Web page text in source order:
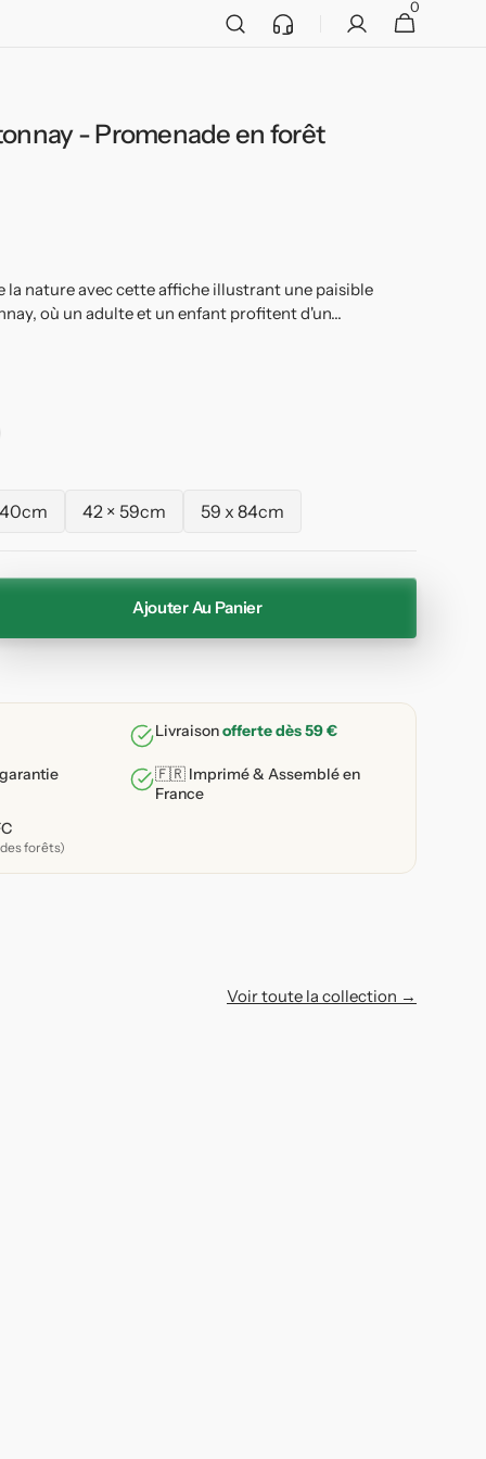
Service
client
Panier
0
0 article
Ouvrir
2
galerie
- Promenade en forêt
la nature avec cette affiche illustrant une paisible
où un adulte et un enfant profitent d'un...
Variante
ou
42 × 59cm
Variante
ou
indisponible
59 x 84cm
Variante
ou
indisponible
Ajouter Au Panier
Livraisonofferte dès 59 €
🇫🇷 Imprimé & Assemblé en
France
forêts)
Voir toute la collection →